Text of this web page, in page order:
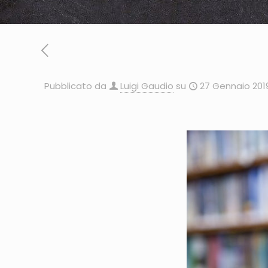
Pubblicato da Luigi Gaudio su 27 Gennaio